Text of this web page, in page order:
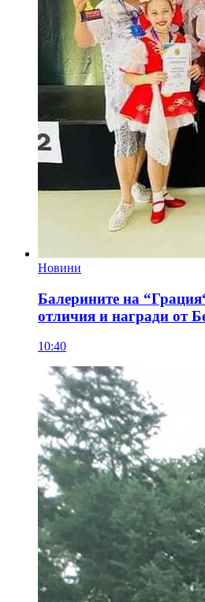
Новини
Балерините на
отличия и награди от
10:40